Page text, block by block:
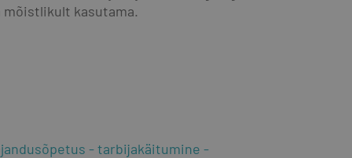
mõistlikult kasutama.
tarbijakäitumine